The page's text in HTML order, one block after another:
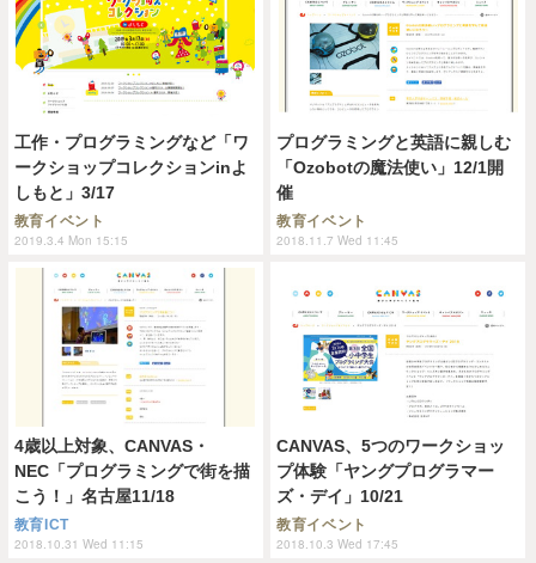
工作・プログラミングなど「ワ
ークショップコレクションinよ
しもと」3/17
教育イベント
2019.3.4 Mon 15:15
プログラミングと英語に親しむ
「Ozobotの魔法使い」12/1開
催
教育イベント
2018.11.7 Wed 11:45
4歳以上対象、CANVAS・
NEC「プログラミングで街を描
こう！」名古屋11/18
教育ICT
2018.10.31 Wed 11:15
CANVAS、5つのワークショッ
プ体験「ヤングプログラマー
ズ・デイ」10/21
教育イベント
2018.10.3 Wed 17:45